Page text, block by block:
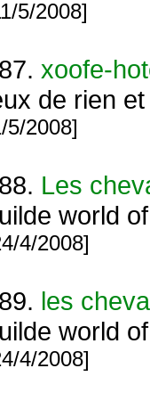
5/2008]
xoofe-
de rien
5/2008]
Les
world
4/2008]
les
world
4/2008]